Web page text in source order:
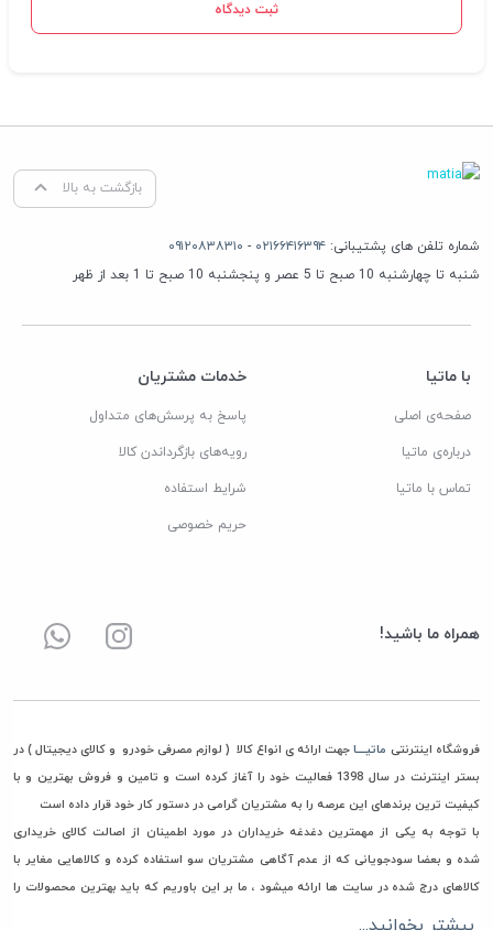
ثبت دیدگاه
بازگشت به بالا
شماره تلفن های پشتیبانی: ۰۲۱۶۶۴۱۶۳۹۴ - ۰۹۱۲۰۸۳۸۳۱۰
شنبه تا چهارشنبه 10 صبح تا 5 عصر و پنجشنبه 10 صبح تا 1 بعد از ظهر
با ماتیا
صفحه‌ی اصلی
درباره‌ی ماتیا
تماس با ماتیا
خدمات مشتریان
پاسخ به پرسش‌های متداول
رویه‌های بازگرداندن کالا
شرایط استفاده
حریم خصوصی
همراه ما باشید!
فروشگاه اینترنتی ماتیــــا جهت ارائه ی انواع کالا ( لوازم مصرفی خودرو و کالای دیجیتال ) در
بستر اینترنت در سال 1398 فعالیت خود را آغاز کرده است و تامین و فروش بهترین و با
کیفیت ترین برندهای این عرصه را به مشتریان گرامی در دستور کار خود قرار داده است
با توجه به یکی از مهمترین دغدغه خریداران در مورد اطمینان از اصالت کالای خریداری
شده و بعضا سودجویانی که از عدم آگاهی مشتریان سو استفاده کرده و کالاهایی مغایر با
کالاهای درج شده در سایت ها ارائه میشود ، ما بر این باوریم که باید بهترین محصولات را
جهت خرید و استفاده در اختیار مشتریان گرامی مان قرار دهیم، به همین جهت فقط مستقیما